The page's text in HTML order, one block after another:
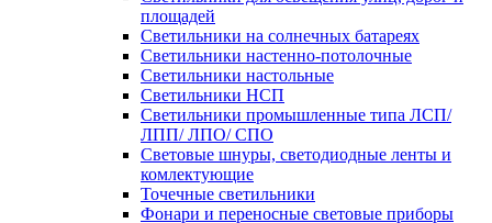
площадей
Светильники на солнечных батареях
Светильники настенно-потолочные
Светильники настольные
Светильники НСП
Светильники промышленные типа ЛСП/
ЛПП/ ЛПО/ СПО
Световые шнуры, светодиодные ленты и
комлектующие
Точечные светильники
Фонари и переносные световые приборы